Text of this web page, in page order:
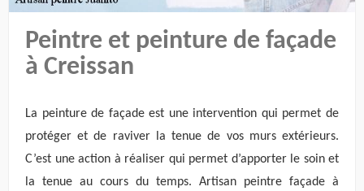
Peintre et peinture de façade
à Creissan
La peinture de façade est une intervention qui permet de
protéger et de raviver la tenue de vos murs extérieurs.
C’est une action à réaliser qui permet d’apporter le soin et
la tenue au cours du temps. Artisan peintre façade à